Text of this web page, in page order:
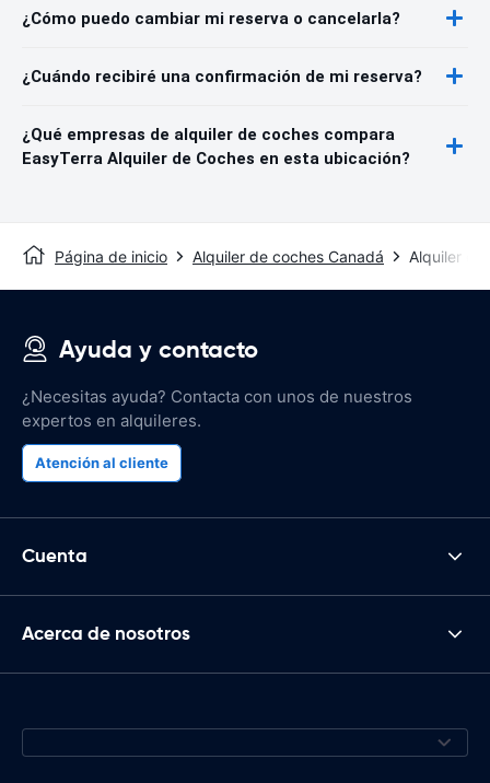
¿Cómo puedo cambiar mi reserva o cancelarla?
¿Cuándo recibiré una confirmación de mi reserva?
¿Qué empresas de alquiler de coches compara
EasyTerra Alquiler de Coches en esta ubicación?
Página de inicio Alquiler de coches Canadá Alquiler de
Ayuda y contacto
¿Necesitas ayuda? Contacta con unos de nuestros
expertos en alquileres.
Atención al cliente
Cuenta
Acerca de nosotros